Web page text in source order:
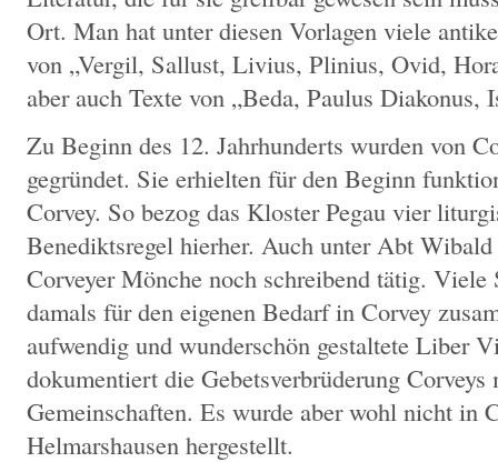
Ort. Man hat unter diesen Vorlagen viele
von „Vergil, Sallust, Livius, Plinius, Ovid,
aber auch Texte von „Beda, Paulus
Zu Beginn des 12. Jahrhunderts wurden von
gegründet. Sie erhielten für den Beginn
Corvey. So bezog das Kloster Pegau vier
Benediktsregel hierher. Auch unter Abt
Corveyer Mönche noch schreibend tätig.
damals für den eigenen Bedarf in Corvey
aufwendig und wunderschön gestaltete Liber
dokumentiert die Gebetsverbrüderung
Gemeinschaften. Es wurde aber wohl nicht in
Helmarshausen hergestellt.